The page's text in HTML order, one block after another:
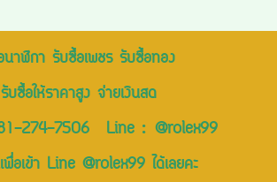
นาฬิกา รับซื้อเพชร รับซื้อทอง
รับซื้อให้ราคาสูง จ่ายเงินสด
274-7506Line : @rolex99
พื่อเข้า Line @rolex99 ได้เลยคะ